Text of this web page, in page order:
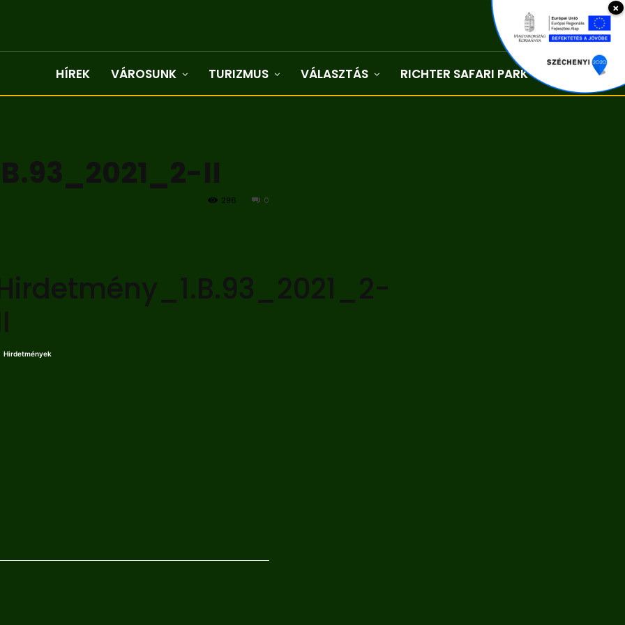
HÍREK VÁROSUNK TURIZMUS VÁLASZTÁS RICHTER SAFARI PARK Kapcsolat
II
0
296
Hirdetmények
×